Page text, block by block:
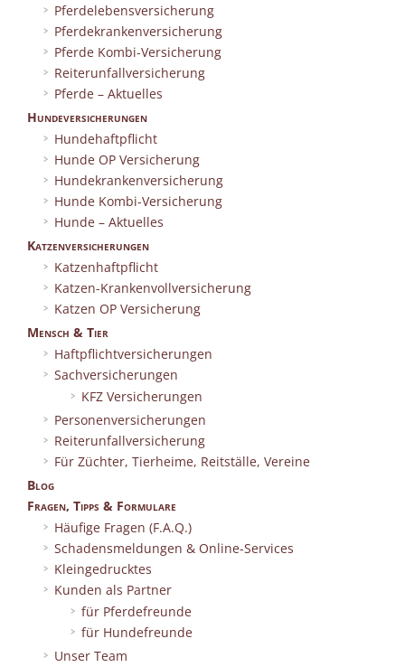
Pferdelebensversicherung
Pferdekrankenversicherung
Pferde Kombi-Versicherung
Reiterunfallversicherung
Pferde – Aktuelles
Hundeversicherungen
Hundehaftpflicht
Hunde OP Versicherung
Hundekrankenversicherung
Hunde Kombi-Versicherung
Hunde – Aktuelles
Katzenversicherungen
Katzenhaftpflicht
Katzen-Krankenvollversicherung
Katzen OP Versicherung
Mensch & Tier
Haftpflichtversicherungen
Sachversicherungen
KFZ Versicherungen
Personenversicherungen
Reiterunfallversicherung
Für Züchter, Tierheime, Reitställe, Vereine
Blog
Fragen, Tipps & Formulare
Häufige Fragen (F.A.Q.)
Schadensmeldungen & Online-Services
Kleingedrucktes
Kunden als Partner
für Pferdefreunde
für Hundefreunde
Unser Team